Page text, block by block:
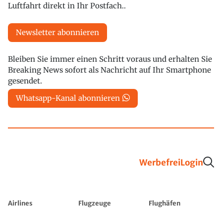
Luftfahrt direkt in Ihr Postfach..
Newsletter abonnieren
Bleiben Sie immer einen Schritt voraus und erhalten Sie
Breaking News sofort als Nachricht auf Ihr Smartphone
gesendet.
Whatsapp-Kanal abonnieren
WerbefreiLogin
Airlines Flugzeuge
Flughäfen